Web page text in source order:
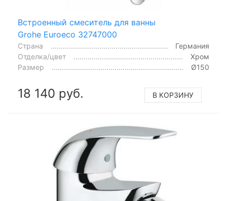
Встроенный смеситель для ванны
Grohe Euroeco 32747000
Страна
Германия
Отделка/цвет
Хром
Размер
Ø150
18 140 руб. В КОРЗИНУ